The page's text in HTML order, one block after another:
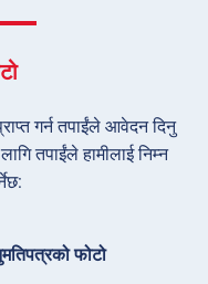
गर्न तपाईंले आवेदन दिनु
तपाईंले हामीलाई निम्न
फोटो